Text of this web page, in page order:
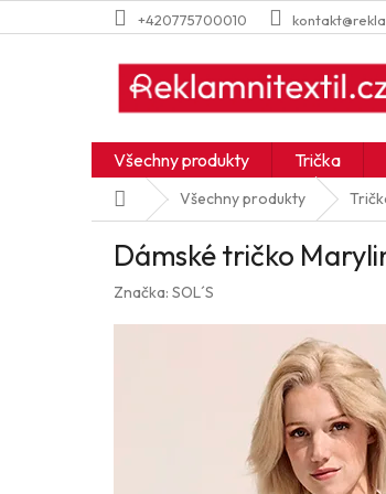
na
+420775700010
Všechny produkty Trička
Domů Všechny produkty
Dámské tričko
Značka: SOL´S